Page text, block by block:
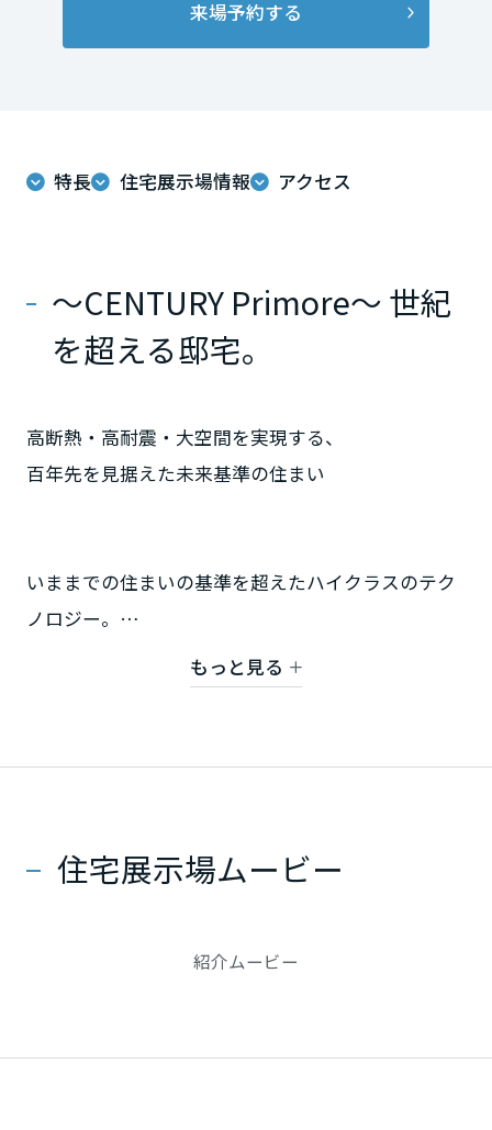
まいづくりを楽しく学べるデジタルラウンジです。
ホームラウンジ 新築・戸建て
これから土地活用・賃貸経営をご検討の方
ホームラウンジ リフォーム
のまちづくりを実現していきます。
ームを結ぶコミュニケーションサイト。お得・便利・安心なコンテン
環境活動
新卒者採用
ウエルネス事業
海外事業
来場予約する
特長 住宅展示場情報 アクセス
～CENTURY Primore～ 世紀
を超える邸宅。
高断熱・高耐震・大空間を実現する、
百年先を見据えた未来基準の住まい
いままでの住まいの基準を超えたハイクラスのテク
ノロジー。
時代を超えて愛される、ひとつ上のデザイン。
さまざまな“上質”がお互いに奏であいながら、ご家
す。
もっと見る
住宅展示場ムービー
紹介ムービー
群馬県
千葉県
富山県
新潟県